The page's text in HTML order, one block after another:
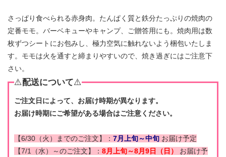
さっぱり食べられる赤身肉。たんぱく質と鉄分たっぷりの焼肉の
定番モモ。バーベキューやキャンプ、ご贈答用にも。焼肉用は数
枚ずつシートにお包みし、極力空気に触れないよう梱包いたしま
す。モモは火を通すと締まりやすいので、焼き過ぎにはご注意下
さい。
⚠️配送について⚠️
ご注文日によって、お届け時期が異なります。
お届け時期にご希望がある場合はご注意ください。
【6/30（火）までのご注文】： 7月上旬～中旬 お届け予定
【7/1（水）～のご注文】： 8月上旬～8月9日（日）
お届け予